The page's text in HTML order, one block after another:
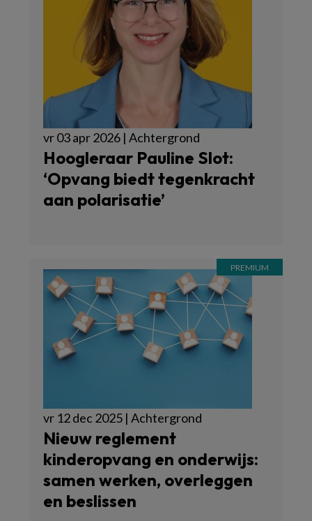
vr 03 apr 2026 | Achtergrond
Hoogleraar Pauline Slot:
‘Opvang biedt tegenkracht
aan polarisatie’
vr 12 dec 2025 | Achtergrond
Nieuw reglement
kinderopvang en onderwijs:
samen werken, overleggen
en beslissen